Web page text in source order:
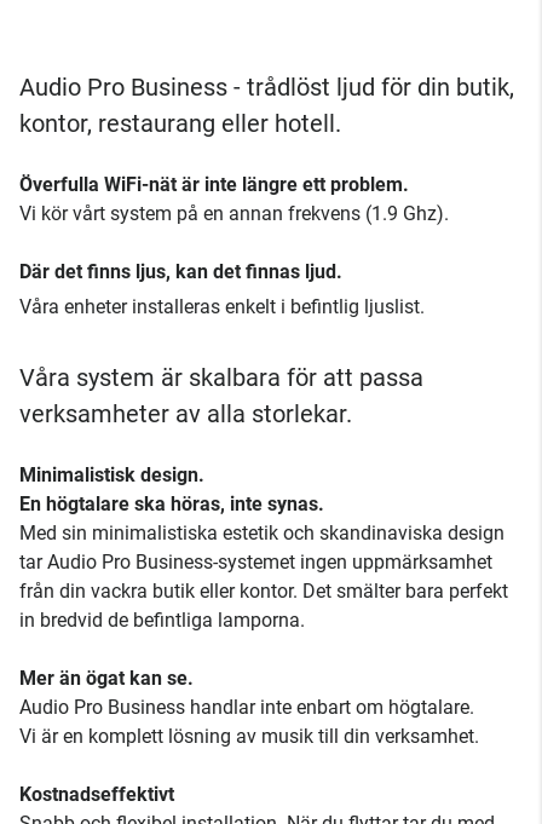
Audio Pro Business - trådlöst ljud för din butik,
kontor, restaurang eller hotell.
Överfulla WiFi-nät är inte längre ett problem.
Vi kör vårt system på en annan frekvens (1.9 Ghz).
Där det finns ljus, kan det finnas ljud.
Våra enheter installeras enkelt i befintlig ljuslist.
Våra system är skalbara för att passa
verksamheter av alla storlekar.
Minimalistisk design.
En högtalare ska höras, inte synas.
Med sin minimalistiska estetik och skandinaviska design
tar Audio Pro Business-systemet ingen uppmärksamhet
från din vackra butik eller kontor. Det smälter bara perfekt
in bredvid de befintliga lamporna.
Mer än ögat kan se.
Audio Pro Business handlar inte enbart om högtalare.
Vi är en komplett lösning av musik till din verksamhet.
Kostnadseffektivt